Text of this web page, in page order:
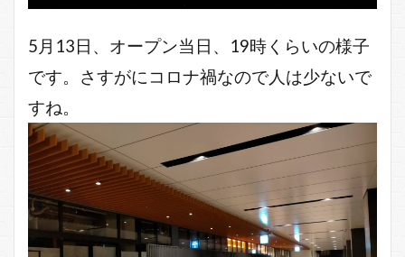
5月13日、オープン当日、19時くらいの様子
です。さすがにコロナ禍なので人は少ないで
すね。